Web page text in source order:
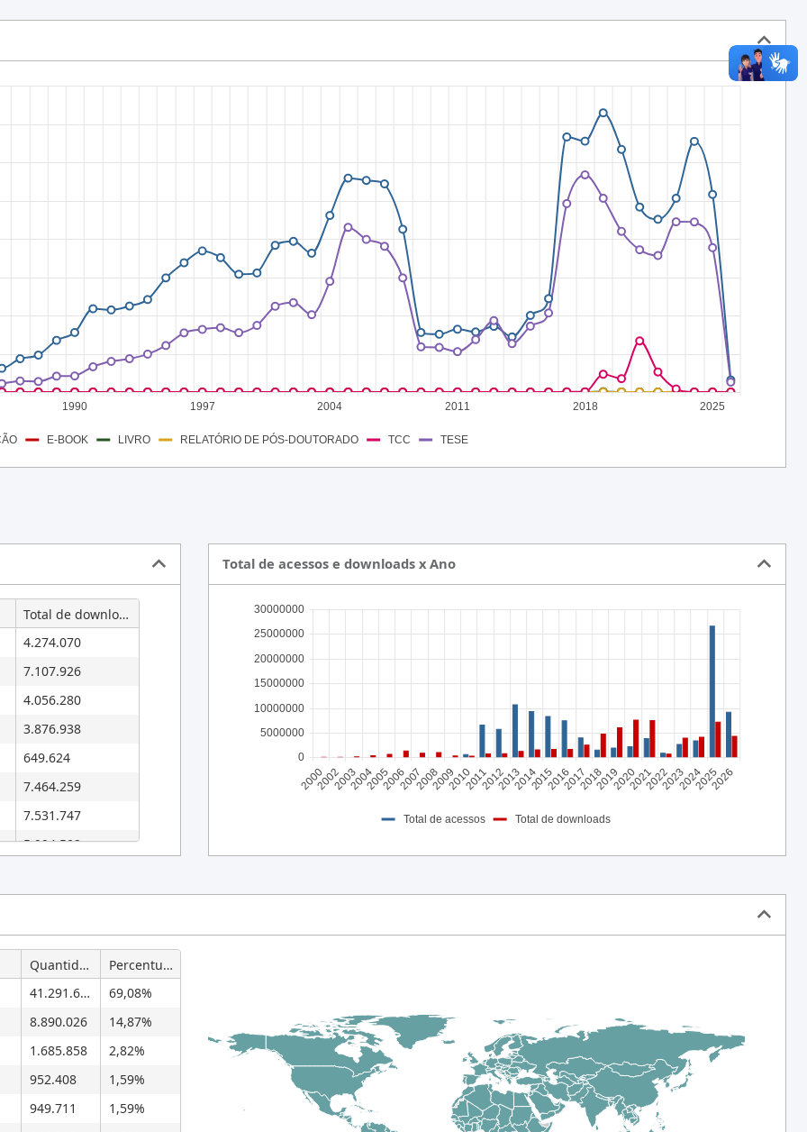
263
249
238
206
127
29
23
21
13
1990 1997 2004 2011 2018 2025
E-BOOK LIVRO RELATÓRIO DE PÓS-DOUTORADO TCC TESE
Total de downloads
4.274.070
7.107.926
4.056.280
3.876.938
649.624
7.464.259
7.531.747
5.994.502
1.611.369
1.619.614
1.508.080
1.188.968
749.974
676.375
256.890
Total de acessos e downloads x Ano
20002002200320042005200620072008200920102011201220132014201520162017201820192020202120222023202420252026
0
5000000
10000000
15000000
20000000
25000000
30000000
Total de acessos Total de downloads
Quantidade
Percentual
41.291.636
69,08%
8.890.026
14,87%
1.685.858
2,82%
952.408
1,59%
949.711
1,59%